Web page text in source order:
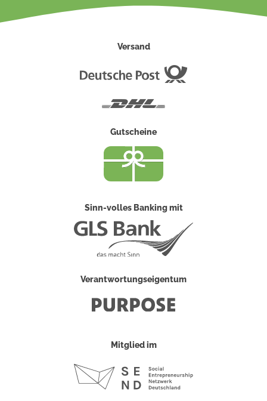
Versand
Gutscheine
Sinn-volles Banking mit
Verantwortungseigentum
Mitglied im